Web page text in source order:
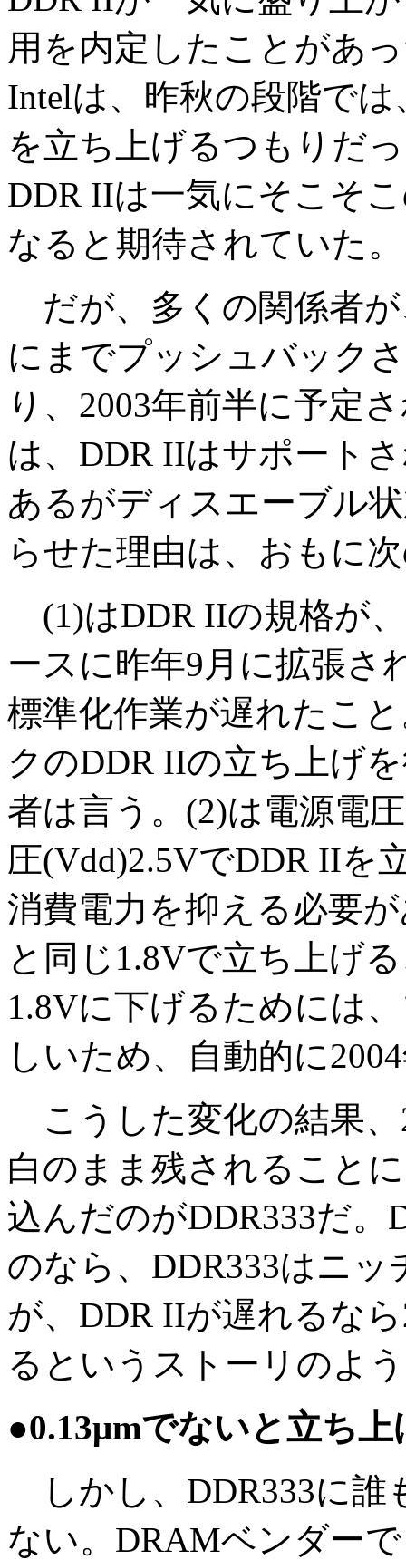
用を内定したことがあ
Intelは、昨秋の段階では
を立ち上げるつもりだ
DDR IIは一気にそこそ
なると期待されていた。
だが、多くの関係者が
にまでプッシュバック
り、2003年前半に予定
は、DDR IIはサポート
あるがディスエーブル
らせた理由は、おもに
(1)はDDR IIの規格が
ースに昨年9月に拡張さ
標準化作業が遅れたこ
クのDDR IIの立ち上げ
者は言う。(2)は電源電
圧(Vdd)2.5VでDDR IIを
消費電力を抑える必要
と同じ1.8Vで立ち上げ
1.8Vに下げるためには
しいため、自動的に
こうした変化の結果、
白のまま残されること
込んだのがDDR333だ
のなら、DDR333はニ
が、DDR IIが遅れるな
るというストーリのよ
●0.13μmでないと立ち
しかし、DDR333に誰
ない。DRAMベンダー